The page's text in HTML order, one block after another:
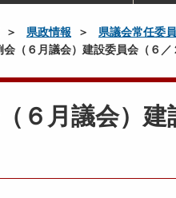
県政情報 県議会常任委
（６月議会）建設委員会（６／
６月議会）